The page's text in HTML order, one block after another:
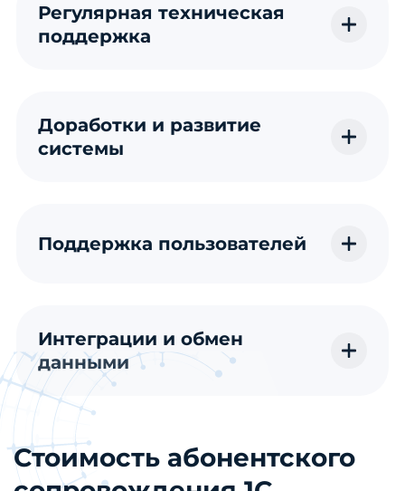
Регулярная техническая
поддержка
Доработки и развитие
системы
Поддержка пользователей
Интеграции и обмен
данными
Стоимость абонентского